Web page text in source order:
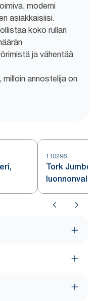
moderni
asiakkaisiisi.
koko rullan
ja vähentää
annostelija on
110296
Tork Jumbo